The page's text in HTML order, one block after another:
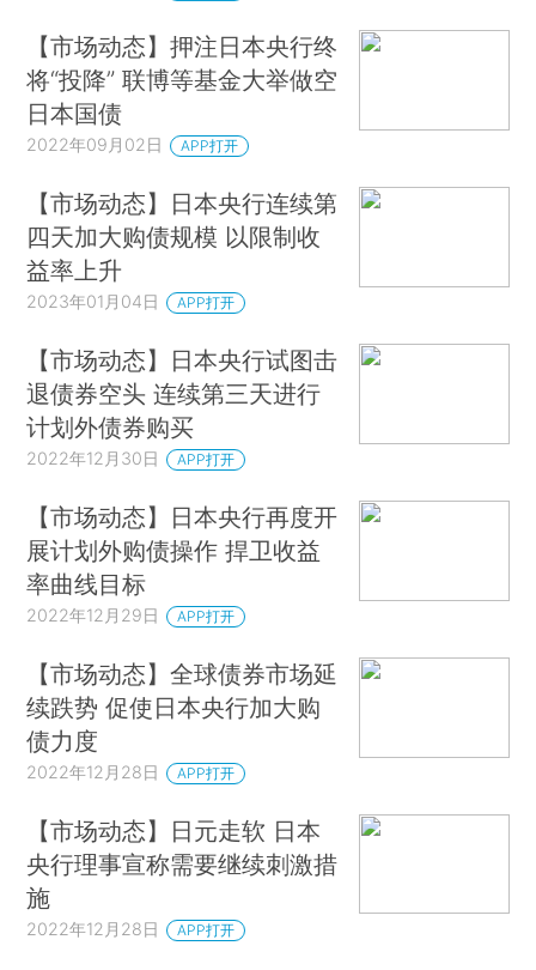
【市场动态】押注日本央行终
将“投降” 联博等基金大举做空
日本国债
2022年09月02日 APP打开
【市场动态】日本央行连续第
四天加大购债规模 以限制收
益率上升
2023年01月04日 APP打开
【市场动态】日本央行试图击
退债券空头 连续第三天进行
计划外债券购买
2022年12月30日 APP打开
【市场动态】日本央行再度开
展计划外购债操作 捍卫收益
率曲线目标
2022年12月29日 APP打开
【市场动态】全球债券市场延
续跌势 促使日本央行加大购
债力度
2022年12月28日 APP打开
【市场动态】日元走软 日本
央行理事宣称需要继续刺激措
施
2022年12月28日 APP打开